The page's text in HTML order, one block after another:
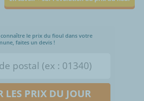
le prix du fioul dans votre
faites un devis !
LES PRIX DU JOUR